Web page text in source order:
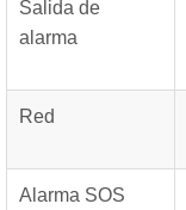
Salida de
alarma
Red
Alarma SOS